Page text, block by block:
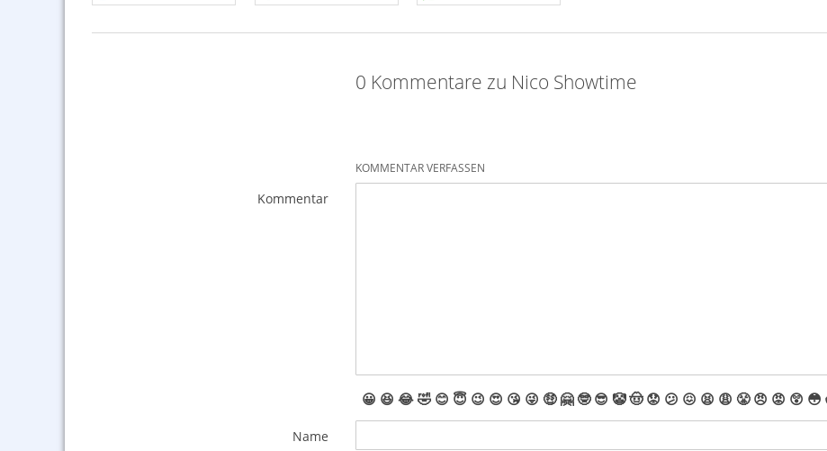
0 Kommentare zu Nico Showtime
KOMMENTAR VERFASSEN
Kommentar
😀 😆 😂🤣 😊 😇 😉 😍 😘 😜 🤑 🤗 🤓 😎 🤡🤠 😟 😕 😖 😫 😩 😤 😠 😡 😲 😳
Name